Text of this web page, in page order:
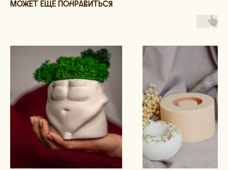
Может еще понравиться